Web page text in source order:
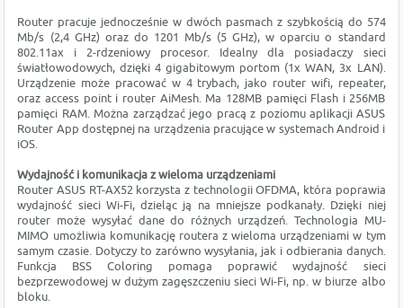
Router pracuje jednocześnie w dwóch pasmach z szybkością do 574
Mb/s (2,4 GHz) oraz do 1201 Mb/s (5 GHz), w oparciu o standard
802.11ax i 2-rdzeniowy procesor. Idealny dla posiadaczy sieci
światłowodowych, dzięki 4 gigabitowym portom (1x WAN, 3x LAN).
Urządzenie może pracować w 4 trybach, jako router wifi, repeater,
oraz access point i router AiMesh. Ma 128MB pamięci Flash i 256MB
pamięci RAM. Można zarządzać jego pracą z poziomu aplikacji ASUS
Router App dostępnej na urządzenia pracujące w systemach Android i
iOS.
Wydajność i komunikacja z wieloma urządzeniami
Router ASUS RT-AX52 korzysta z technologii OFDMA, która poprawia
wydajność sieci Wi-Fi, dzieląc ją na mniejsze podkanały. Dzięki niej
router może wysyłać dane do różnych urządzeń. Technologia MU-
MIMO umożliwia komunikację routera z wieloma urządzeniami w tym
samym czasie. Dotyczy to zarówno wysyłania, jak i odbierania danych.
Funkcja BSS Coloring pomaga poprawić wydajność sieci
bezprzewodowej w dużym zagęszczeniu sieci Wi-Fi, np. w biurze albo
bloku.